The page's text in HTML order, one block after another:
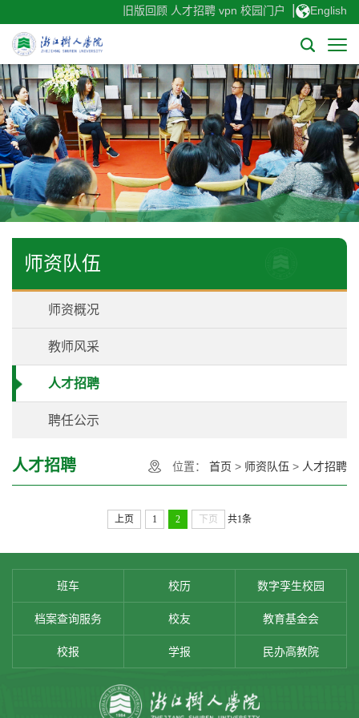
旧版回顾 人才招聘 vpn 校园门户 English
师资队伍
师资概况
教师风采
人才招聘
聘任公示
人才招聘 位置： 首页 > 师资队伍 > 人才招聘
上页 1 2 下页 共1条
班车 校历 数字孪生校园
档案查询服务 校友 教育基金会
校报 学报 民办高教院